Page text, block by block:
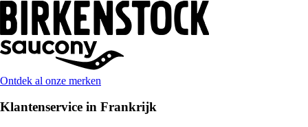
Ontdek al onze merken
Klantenservice in Frankrijk